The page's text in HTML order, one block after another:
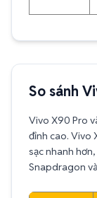
So sánh
Vivo X90 Pro
đỉnh cao. Vivo
sạc nhanh
Snapdragon